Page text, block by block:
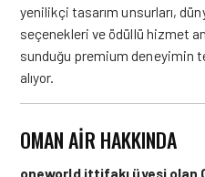
yenilikçi tasarım unsurları,
seçenekleri ve ödüllü hizmet
sunduğu premium deneyimin
alıyor.
OMAN AIR HAKKINDA
oneworld ittifakı üyesi olan